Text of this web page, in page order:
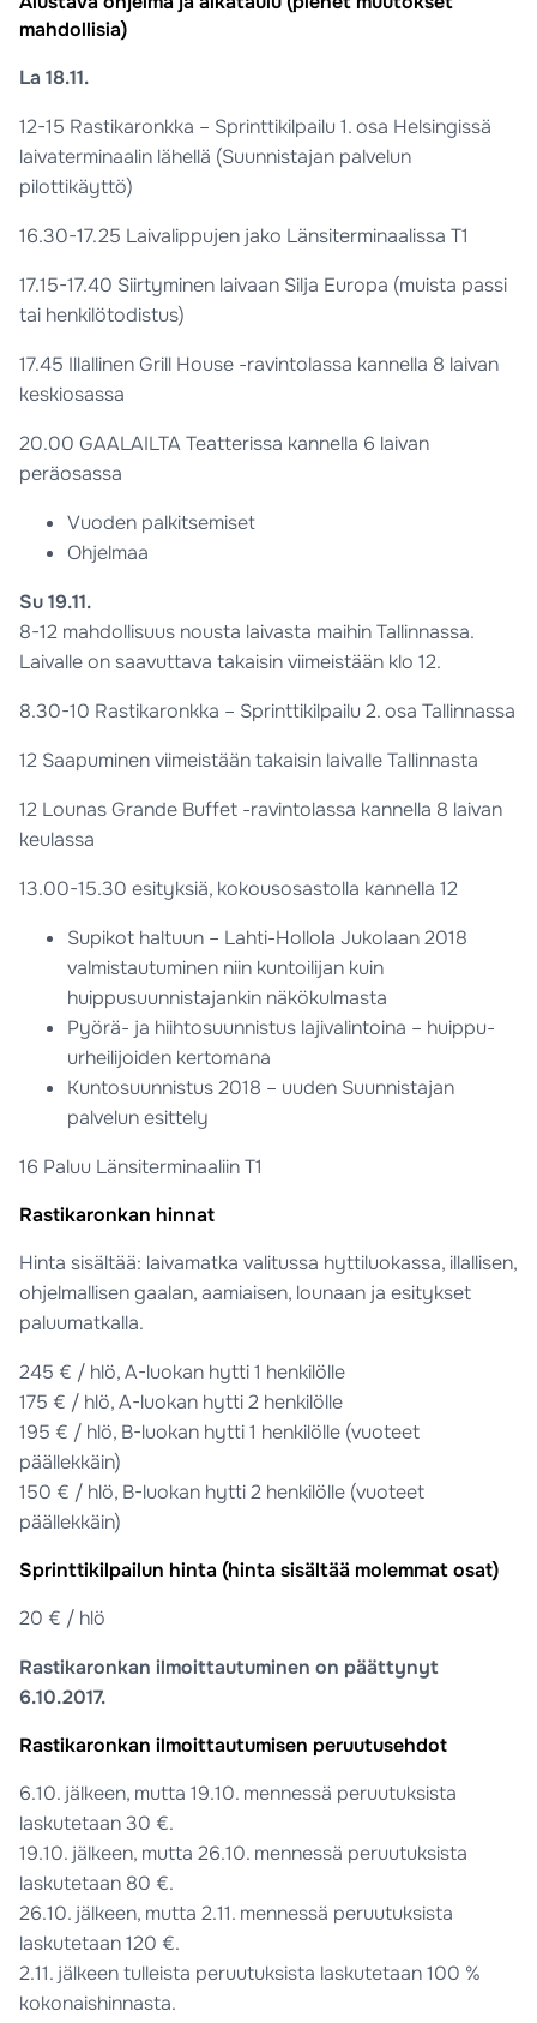
mahdollisia)
La 18.11.
12-15 Rastikaronkka – Sprinttikilpailu 1. osa Helsingissä
laivaterminaalin lähellä (Suunnistajan palvelun
pilottikäyttö)
16.30-17.25 Laivalippujen jako Länsiterminaalissa T1
17.15-17.40 Siirtyminen laivaan Silja Europa (muista passi
tai henkilötodistus)
17.45 Illallinen Grill House -ravintolassa kannella 8 laivan
keskiosassa
20.00 GAALAILTA Teatterissa kannella 6 laivan
peräosassa
Vuoden palkitsemiset
Ohjelmaa
Su 19.11.
8-12 mahdollisuus nousta laivasta maihin Tallinnassa.
Laivalle on saavuttava takaisin viimeistään klo 12.
8.30-10 Rastikaronkka – Sprinttikilpailu 2. osa Tallinnassa
12 Saapuminen viimeistään takaisin laivalle Tallinnasta
12 Lounas Grande Buffet -ravintolassa kannella 8 laivan
keulassa
13.00-15.30 esityksiä, kokousosastolla kannella 12
Supikot haltuun – Lahti-Hollola Jukolaan 2018
valmistautuminen niin kuntoilijan kuin
huippusuunnistajankin näkökulmasta
Pyörä- ja hiihtosuunnistus lajivalintoina – huippu-
urheilijoiden kertomana
Kuntosuunnistus 2018 – uuden Suunnistajan
palvelun esittely
16 Paluu Länsiterminaaliin T1
Rastikaronkan hinnat
Hinta sisältää: laivamatka valitussa hyttiluokassa, illallisen,
ohjelmallisen gaalan, aamiaisen, lounaan ja esitykset
paluumatkalla.
245 € / hlö, A-luokan hytti 1 henkilölle
175 € / hlö, A-luokan hytti 2 henkilölle
195 € / hlö, B-luokan hytti 1 henkilölle (vuoteet
päällekkäin)
150 € / hlö, B-luokan hytti 2 henkilölle (vuoteet
päällekkäin)
Sprinttikilpailun hinta (hinta sisältää molemmat osat)
20 € / hlö
Rastikaronkan ilmoittautuminen on päättynyt
6.10.2017.
Rastikaronkan ilmoittautumisen peruutusehdot
6.10. jälkeen, mutta 19.10. mennessä peruutuksista
laskutetaan 30 €.
19.10. jälkeen, mutta 26.10. mennessä peruutuksista
laskutetaan 80 €.
26.10. jälkeen, mutta 2.11. mennessä peruutuksista
laskutetaan 120 €.
2.11. jälkeen tulleista peruutuksista laskutetaan 100 %
kokonaishinnasta.